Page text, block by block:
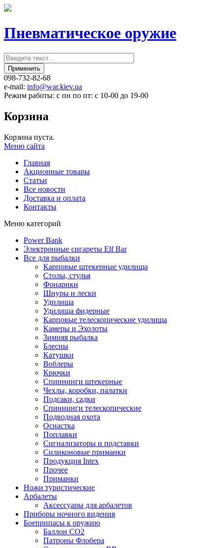
Пневматическое оружие
098-732-82-68
e-mail: info@war.kiev.ua
Режим работы: с пн по пт: с 10-00 до 19-00
Корзина
Корзина пуста.
Меню сайта
Главная
Акционные товары
Статьи
Все новости
Доставка и оплата
Контакты
Меню категорий
Power Bank
Электронные сигареты Elf Bar
Все для рыбалки
Карповые штекерные удилища
Столы, стулья
Фонарики
Шнуры и лески
Удилища
Удилища фидерные
Карповые телескопические удилища
Камеры и Эхолоты
Зимняя рыбалка
Блесны
Катушки
Воблеры
Крючки
Спиннинги штекерные
Чехлы, коробки, палатки
Подсаки, садки
Спиннинги телескопические
Подводная охота
Оснастка
Поплавки
Сигнализаторы и подставки
Силиконовые приманки
Продукция Intex
Прочее
Приманки
Ножи туристические
Арбалеты
Аксессуары для арбалетов
Приборы ночного видения
Боеприпасы к оружию
Баллон CO2
Патроны Флобера